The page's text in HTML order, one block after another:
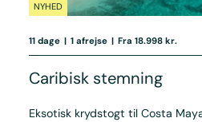
NYHED
11 dage | 1 afrejse | Fra 18.998 kr.
Caribisk stemning
Eksotisk krydstogt til Costa